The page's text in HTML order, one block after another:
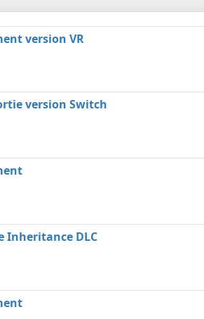
version VR
version Switch
Inheritance DLC